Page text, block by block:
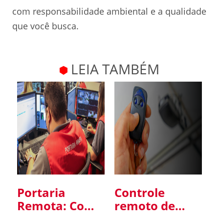
com responsabilidade ambiental e a qualidade
que você busca.
LEIA TAMBÉM
Portaria
Remota: Como
Controle
remoto de